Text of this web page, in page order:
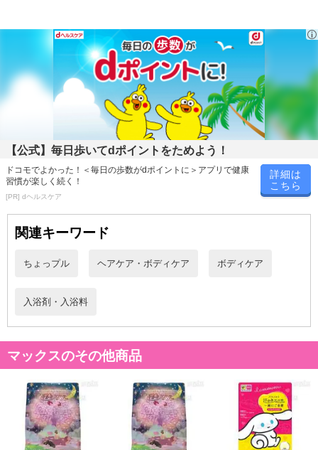
必ずご確認ください。
【キャンセルについて】
※お申込み後のキャンセルはお受けできません。
記載されている内容を必ずご確認いただき、お届けする商品セット
にご納得いただきましたうえでお申し込みください。
※パッケージ変更や商品リニューアル(成分など含む)等により、参考
の掲載画像や画像内のバーコードなど、お届け商品と多少異なる場
合がございます。
また、[新たな加工食品の原料原産地表示制度]の経過措置期間の終
了により、商品詳細内に記載の原産国・原材料の表記が旧表記の場
合がございます。
あらかじめご了承いただいた上でお申込みください。なお、本理由
※送料はお試し費用に含まれております。
※お支払い方法は、電話料金合算払い、クレジットカード、dポイン
トの利用となります。
【発送・お届け・商品について】
※お申込み頂きました商品の同梱、お届けの日時指定はいたしかね
ます。
※会員様のご都合でお受取りいただけない場合、商品の再発送や返
金はいたしかねます。
【公式】毎日歩いてdポイントをためよう！
ドコモでよかった！＜毎日の歩数がdポイントに＞アプリで健康
習慣が楽しく続く！
[PR] dヘルスケア
詳細は
こちら
関連キーワード
ちょっプル ヘアケア・ボディケア ボディケア
入浴剤・入浴料
マックスのその他商品